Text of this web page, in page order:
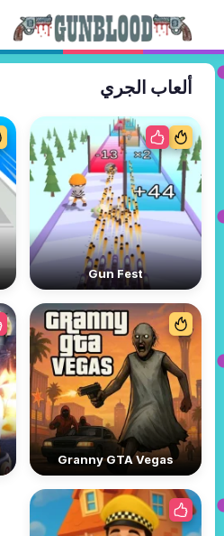
ألعاب الجري
Gun Fest
Granny GTA Vegas